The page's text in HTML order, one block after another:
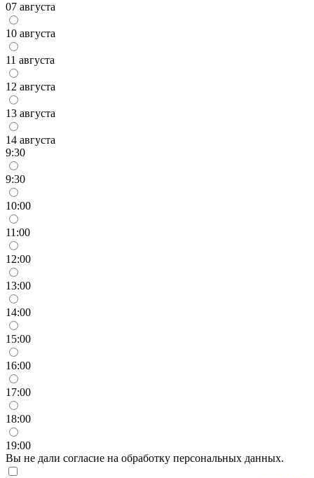
07 августа
10 августа
11 августа
12 августа
13 августа
14 августа
9:30
9:30
10:00
11:00
12:00
13:00
14:00
15:00
16:00
17:00
18:00
19:00
Вы не дали согласие на обработку персональных данных.